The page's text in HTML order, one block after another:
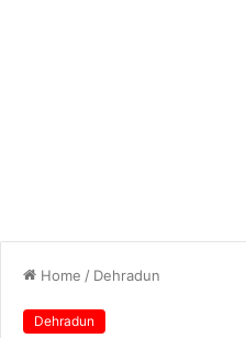
Home / Dehradun
Dehradun